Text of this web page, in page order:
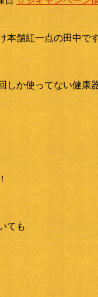
本舗紅一点の田中で
しか使ってない健康
ても